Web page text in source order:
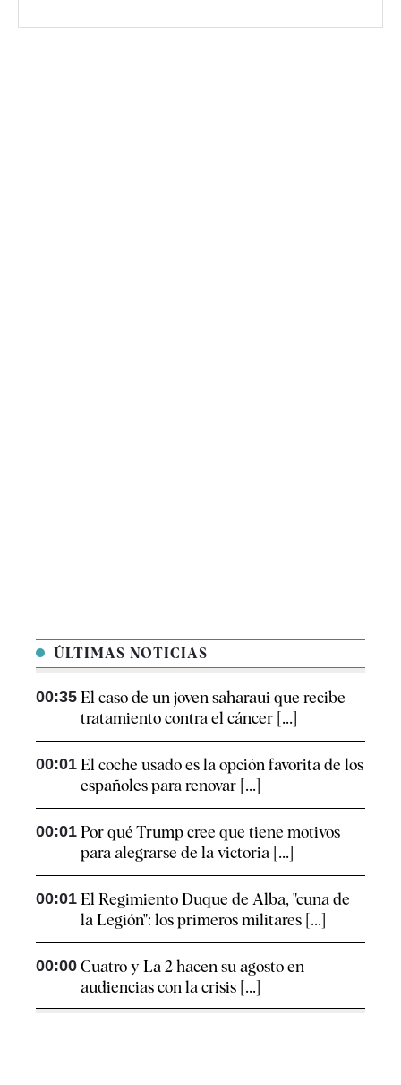
ÚLTIMAS NOTICIAS
00:35 El caso de un joven saharaui que recibe
tratamiento contra el cáncer [...]
00:01 El coche usado es la opción favorita de los
españoles para renovar [...]
00:01 Por qué Trump cree que tiene motivos
para alegrarse de la victoria [...]
00:01 El Regimiento Duque de Alba, "cuna de
la Legión": los primeros militares [...]
00:00 Cuatro y La 2 hacen su agosto en
audiencias con la crisis [...]